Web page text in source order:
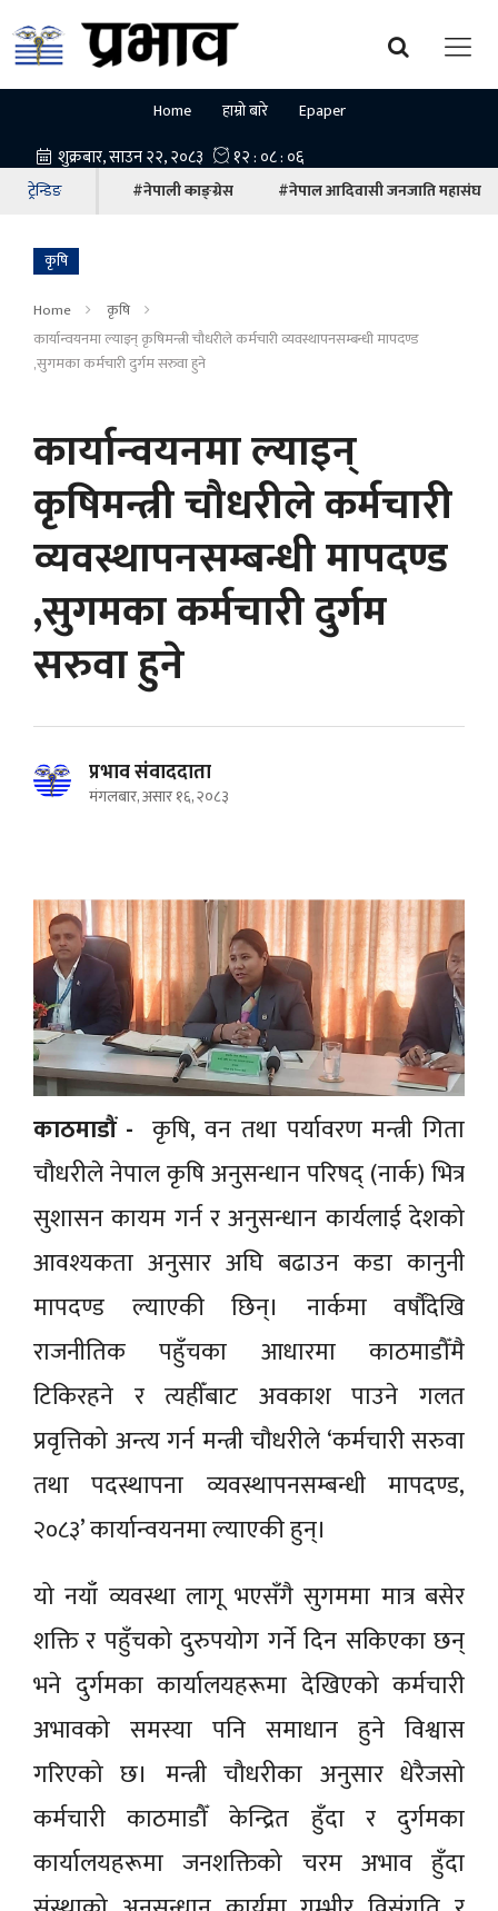
Home हाम्रो बारे Epaper
ट्रेन्डिङ #नेपाली काङ्ग्रेस #नेपाल आदिवासी जनजाति महासंघ
कृषि
Home
कृषि
कार्यान्वयनमा ल्याइन् कृषिमन्त्री चौधरीले कर्मचारी व्यवस्थापनसम्बन्धी मापदण्ड
,सुगमका कर्मचारी दुर्गम सरुवा हुने
कार्यान्वयनमा ल्याइन्
कृषिमन्त्री चौधरीले कर्मचारी
व्यवस्थापनसम्बन्धी मापदण्ड
,सुगमका कर्मचारी दुर्गम
सरुवा हुने
प्रभाव संवाददाता
मंगलबार, असार १६, २०८३
काठमाडौं -कृषि, वन तथा पर्यावरण मन्त्री गिता
चौधरीले नेपाल कृषि अनुसन्धान परिषद् (नार्क) भित्र
सुशासन कायम गर्न र अनुसन्धान कार्यलाई देशको
आवश्यकता अनुसार अघि बढाउन कडा कानुनी
मापदण्ड ल्याएकी छिन्। नार्कमा वर्षौंदेखि
राजनीतिक पहुँचका आधारमा काठमाडौँमै
टिकिरहने र त्यहीँबाट अवकाश पाउने गलत
प्रवृत्तिको अन्त्य गर्न मन्त्री चौधरीले ‘कर्मचारी सरुवा
तथा पदस्थापना व्यवस्थापनसम्बन्धी मापदण्ड,
२०८३’ कार्यान्वयनमा ल्याएकी हुन्।
यो नयाँ व्यवस्था लागू भएसँगै सुगममा मात्र बसेर
शक्ति र पहुँचको दुरुपयोग गर्ने दिन सकिएका छन्
भने दुर्गमका कार्यालयहरूमा देखिएको कर्मचारी
अभावको समस्या पनि समाधान हुने विश्वास
गरिएको छ। मन्त्री चौधरीका अनुसार धेरैजसो
कर्मचारी काठमाडौँ केन्द्रित हुँदा र दुर्गमका
कार्यालयहरूमा जनशक्तिको चरम अभाव हुँदा